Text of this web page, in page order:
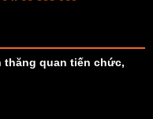
thăng quan tiến chức,